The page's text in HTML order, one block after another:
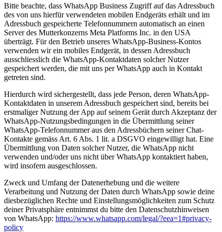
Bitte beachte, dass WhatsApp Business Zugriff auf das Adressbuch
des von uns hierfür verwendeten mobilen Endgeräts erhält und im
Adressbuch gespeicherte Telefonnummern automatisch an einen
Server des Mutterkonzerns Meta Platforms Inc. in den USA
überträgt. Für den Betrieb unseres WhatsApp-Business-Kontos
verwenden wir ein mobiles Endgerät, in dessen Adressbuch
ausschliesslich die WhatsApp-Kontaktdaten solcher Nutzer
gespeichert werden, die mit uns per WhatsApp auch in Kontakt
getreten sind.
Hierdurch wird sichergestellt, dass jede Person, deren WhatsApp-
Kontaktdaten in unserem Adressbuch gespeichert sind, bereits bei
erstmaliger Nutzung der App auf seinem Gerät durch Akzeptanz der
WhatsApp-Nutzungsbedingungen in die Übermittlung seiner
WhatsApp-Telefonnummer aus den Adressbüchern seiner Chat-
Kontakte gemäss Art. 6 Abs. 1 lit. a DSGVO eingewilligt hat. Eine
Übermittlung von Daten solcher Nutzer, die WhatsApp nicht
verwenden und/oder uns nicht über WhatsApp kontaktiert haben,
wird insofern ausgeschlossen.
Zweck und Umfang der Datenerhebung und die weitere
Verarbeitung und Nutzung der Daten durch WhatsApp sowie deine
diesbezüglichen Rechte und Einstellungsmöglichkeiten zum Schutz
deiner Privatsphäre entnimmst du bitte den Datenschutzhinweisen
von WhatsApp: https://www.whatsapp.com/legal/?eea=1#privacy-
policy